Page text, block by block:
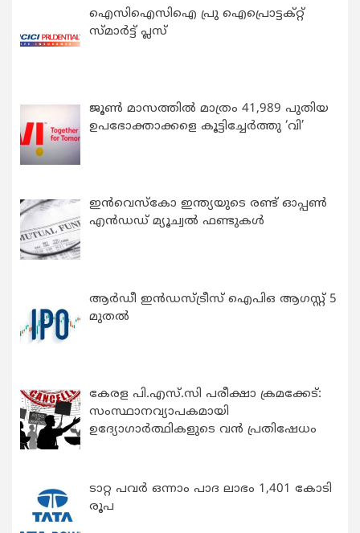
ഐസിഐസിഐ പ്രു ഐപ്രൊട്ടക്റ്റ്
സ്മാർട്ട് പ്ലസ്
ജൂൺ മാസത്തിൽ മാത്രം 41,989 പുതിയ
ഉപഭോക്താക്കളെ കൂട്ടിച്ചേർത്തു ‘വി’
ഇന്‍വെസ്കോ ഇന്ത്യയുടെ രണ്ട് ഓപ്പണ്‍
എന്‍ഡഡ് മ്യൂച്വല്‍ ഫണ്ടുകള്‍
ആർഡീ ഇൻഡസ്ട്രീസ് ഐപിഒ ആഗസ്റ്റ് 5
മുതൽ
കേരള പി.എസ്.സി പരീക്ഷാ ക്രമക്കേട്:
സംസ്ഥാനവ്യാപകമായി
ഉദ്യോഗാര്‍ത്ഥികളുടെ വന്‍ പ്രതിഷേധം
ടാറ്റ പവർ ഒന്നാം പാദ ലാഭം 1,401 കോടി
രൂപ